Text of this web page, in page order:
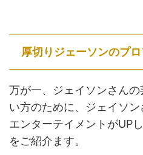
厚切りジェーソンのプ
万が一、ジェイソンさん
い方のために、ジェイソ
エンターテイメントがUP
をご紹介ます。